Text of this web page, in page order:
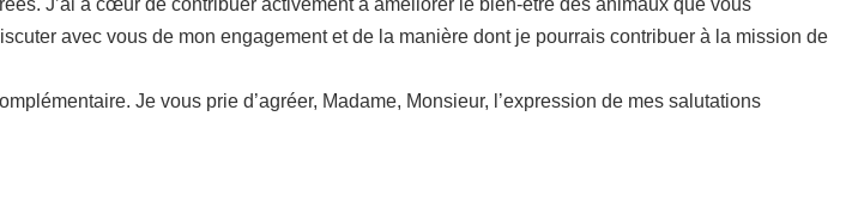
J’ai à cœur de contribuer activement à améliorer le bien-être des animaux que vous
avec vous de mon engagement et de la manière dont je pourrais contribuer à la mission de
Je vous prie d’agréer, Madame, Monsieur, l’expression de mes salutations